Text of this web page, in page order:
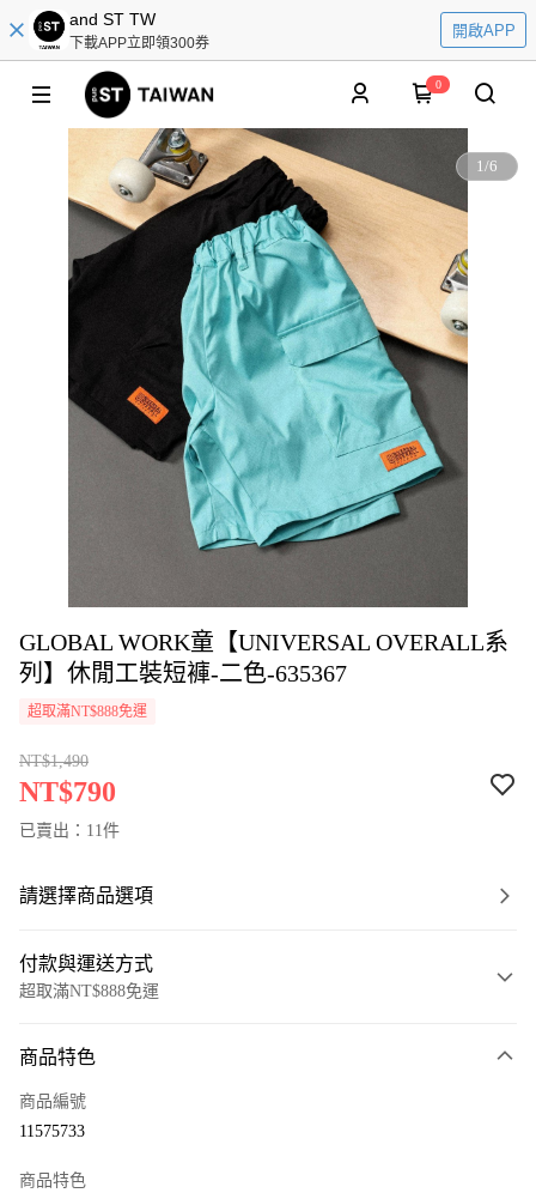
and ST TW
下載APP立即領300券
開啟APP
0
1/6
GLOBAL WORK童【UNIVERSAL OVERALL系
列】休閒工裝短褲-二色-635367
超取滿NT$888免運
NT$1,490
NT$790
已賣出：11件
請選擇商品選項
付款與運送方式
超取滿NT$888免運
信用卡一次付款
商品特色
商品編號
11575733
商品特色